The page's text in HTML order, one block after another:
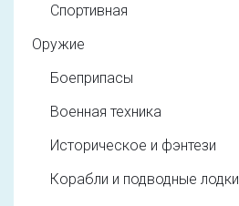
Спортивная
Оружие
Боеприпасы
Военная техника
Историческое и фэнтези
Корабли и подводные лодки